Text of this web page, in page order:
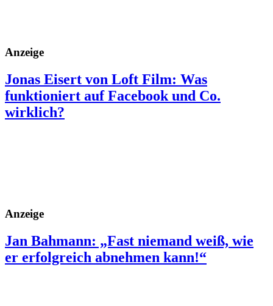
Anzeige
Jonas Eisert von Loft Film: Was
funktioniert auf Facebook und Co.
wirklich?
Anzeige
Jan Bahmann: „Fast niemand weiß, wie
er erfolgreich abnehmen kann!“